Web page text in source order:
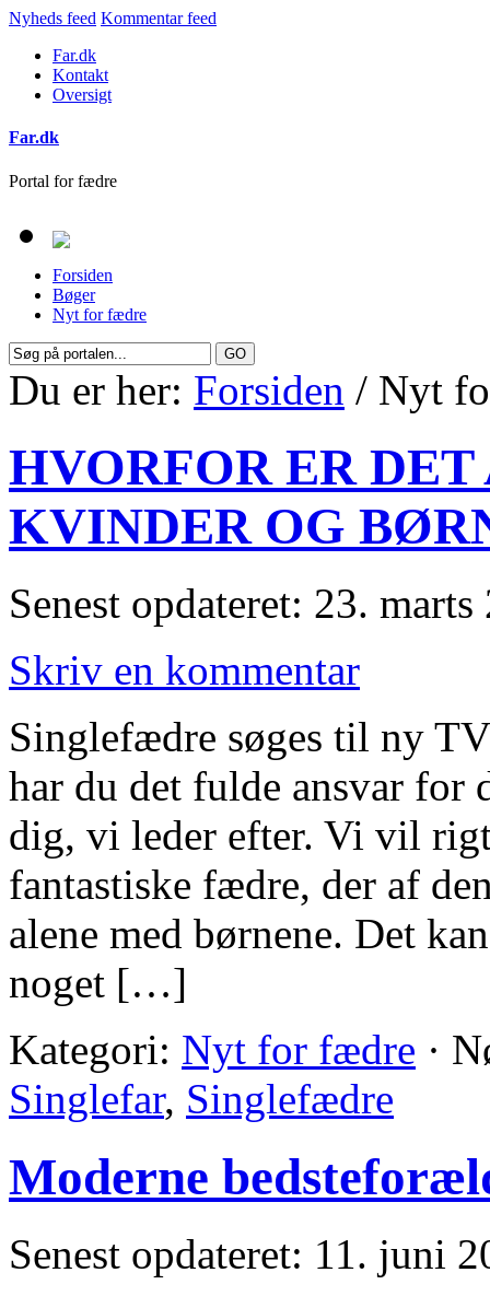
Nyheds feed Kommentar feed
Far.dk
Kontakt
Oversigt
Far.dk
Portal for fædre
Forsiden
Bøger
Nyt for fædre
Du er her: Forsiden / Nyt
HVORFOR ER
KVINDER OG
Senest opdateret: 23. marts
Skriv en kommentar
Singlefædre søges til ny
har du det fulde ansvar for
dig, vi leder efter. Vi vil
fantastiske fædre, der af
alene med børnene. Det
noget […]
Kategori: Nyt for fædre ·
Singlefar, Singlefædre
Moderne
Senest opdateret: 11. juni